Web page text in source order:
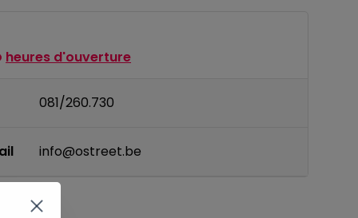
heures d'ouverture
081/260.730
info@ostreet.be